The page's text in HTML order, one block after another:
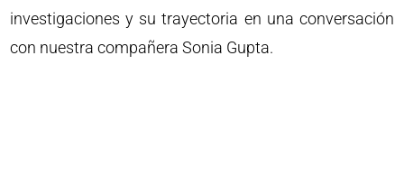
investigaciones y su trayectoria en una conversación
con nuestra compañera Sonia Gupta.